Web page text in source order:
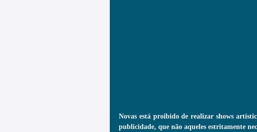
Novas está proibido de realizar shows
publicidade, que não aqueles estritamente